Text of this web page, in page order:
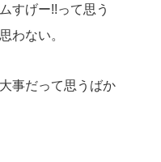
すげー!!って思う
わない。
事だって思うばか